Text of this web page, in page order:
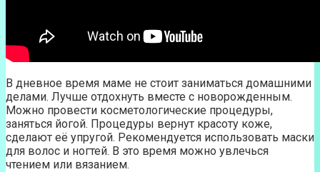
В дневное время маме не стоит заниматься домашними
делами. Лучше отдохнуть вместе с новорожденным.
Можно провести косметологические процедуры,
заняться йогой. Процедуры вернут красоту коже,
сделают её упругой. Рекомендуется использовать маски
для волос и ногтей. В это время можно увлечься
чтением или вязанием.